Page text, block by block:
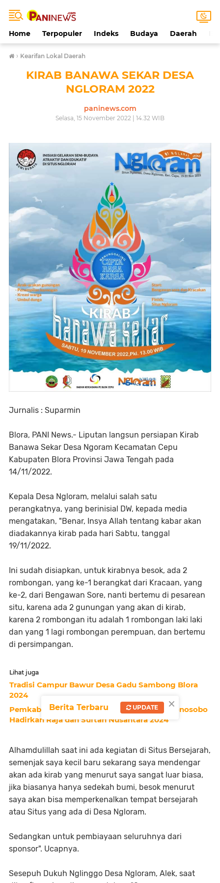
Home Terpopuler Indeks Budaya Daerah
› Kearifan Lokal Daerah
KIRAB BANAWA SEKAR DESA
NGLORAM 2022
paninews.com
Selasa, 15 November 2022 | 14.32 WIB
Jurnalis : Suparmin
Blora, PANI News.- Liputan langsun persiapan Kirab
Banawa Sekar Desa Ngoram Kecamatan Cepu
Kabupaten Blora Provinsi Jawa Tengah pada
14/11/2022.
Kepala Desa Ngloram, melalui salah satu
perangkatnya, yang berinisial DW, kepada media
mengatakan, "Benar, Insya Allah tentang kabar akan
diadakannya kirab pada hari Sabtu, tanggal
19/11/2022.
Ini sudah disiapkan, untuk kirabnya besok, ada 2
rombongan, yang ke-1 berangkat dari Kracaan, yang
ke-2, dari Bengawan Sore, nanti bertemu di pesarean
situ, karena ada 2 gunungan yang akan di kirab,
karena 2 rombongan itu adalah 1 rombongan laki laki
dan yang 1 lagi rombongan perempuan, dan bertemu
di persimpangan.
Lihat juga
Tradisi Campur Bawur Desa Gadu Sambong Blora
2024
Pemkab Dukung Penuh Juguran Budaya Wonosobo
Hadirkan Raja dan Sultan Nusantara 2024
Alhamdulillah saat ini ada kegiatan di Situs Bersejarah,
semenjak saya kecil baru sekarang saya mendengar
akan ada kirab yang menurut saya sangat luar biasa,
jika biasanya hanya sedekah bumi, besok menurut
saya akan bisa memperkenalkan tempat bersejarah
atau Situs yang ada di Desa Ngloram.
Sedangkan untuk pembiayaan seluruhnya dari
sponsor". Ucapnya.
Sesepuh Dukuh Nglinggo Desa Ngloram, Alek, saat
×
Berita Terbaru UPDATE